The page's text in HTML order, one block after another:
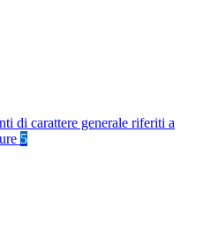
di carattere generale riferiti a
5